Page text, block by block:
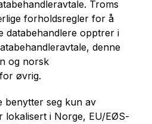
Troms
forholdsregler for å
databehandlere opptrer i
denne
og norsk
øvrig.
benytter seg kun av
lokalisert i Norge, EU/EØS-